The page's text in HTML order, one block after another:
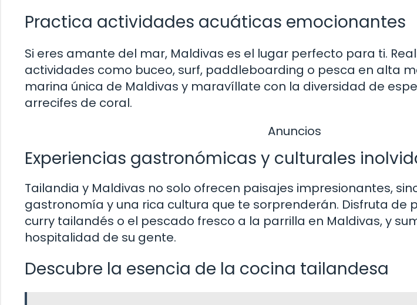
Practica actividades acuáticas emocionantes
Si eres amante del mar, Maldivas es el lugar perfecto para ti.
actividades como buceo, surf, paddleboarding o pesca en alta
marina única de Maldivas y maravíllate con la diversidad de
arrecifes de coral.
Anuncios
Experiencias gastronómicas y culturales
Tailandia y Maldivas no solo ofrecen paisajes impresionantes,
gastronomía y una rica cultura que te sorprenderán. Disfruta de
curry tailandés o el pescado fresco a la parrilla en Maldivas, y
hospitalidad de su gente.
Descubre la esencia de la cocina tailandesa